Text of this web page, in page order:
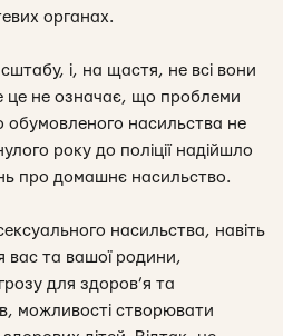
органах.
і, на щастя, не всі вони
це не означає, що проблеми
насильства не
року до поліції надійшло
про домашнє насильство.
насильства, навіть
вас та вашої родини,
для здоров’я та
можливості створювати